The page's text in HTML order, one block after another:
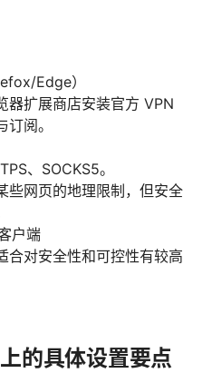
Edge）
器扩展商店安装官方 VPN
阅。
、SOCKS5。
些网页的地理限制，但安全
户端
合对安全性和可控性有较高
的具体设置要点